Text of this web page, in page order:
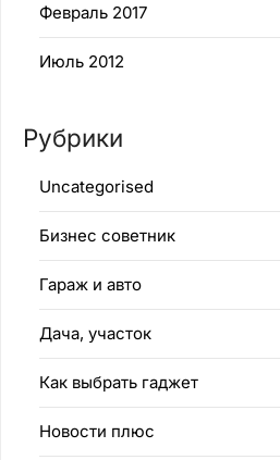
Февраль 2017
Июль 2012
Рубрики
Uncategorised
Бизнес советник
Гараж и авто
Дача, участок
Как выбрать гаджет
Новости плюс